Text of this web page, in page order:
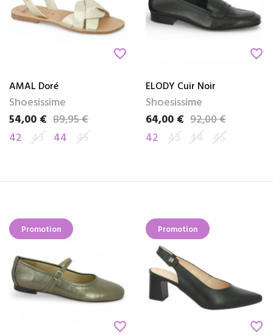
favorite_border
AMAL Doré
Shoesissime
Prix
54,00 €
Prix de base89,95 €
42 43 44 45
favorite_border
ELODY Cuir Noir
Shoesissime
Prix
64,00 €
Prix de base92,00 €
42 43 44 45
Promotion
favorite_border
Promotion
favorite_border